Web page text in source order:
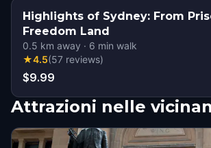
Highlights of Sydney: From
Freedom Land
0.5 km away · 6 min walk
★4.5(57 reviews)
$9.99
Attrazioni nelle